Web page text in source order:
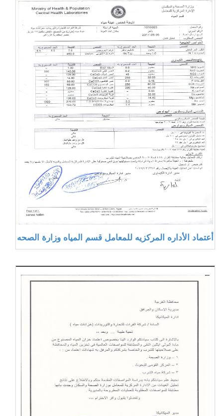
أعتماد الأداره المركزيه للمعامل قسم المياه وزارة الصحه